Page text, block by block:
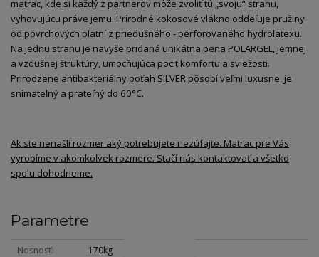
matrac, kde si každý z partnerov môže zvoliť tú „svoju“ stranu,
vyhovujúcu práve jemu. Prírodné kokosové vlákno oddeľuje pružiny
od povrchových platní z priedušného - perforovaného hydrolatexu.
Na jednu stranu je navyše pridaná unikátna pena POLARGEL, jemnej
a vzdušnej štruktúry, umocňujúca pocit komfortu a sviežosti.
Prirodzene antibakteriálny poťah SILVER pôsobí veľmi luxusne, je
snímateľný a prateľný do 60°C.
Ak ste nenašli rozmer aký potrebujete nezúfajte. Matrac pre Vás
vyrobíme v akomkoľvek rozmere. Stačí nás kontaktovať a všetko
spolu dohodneme.
Parametre
Nosnosť
170kg